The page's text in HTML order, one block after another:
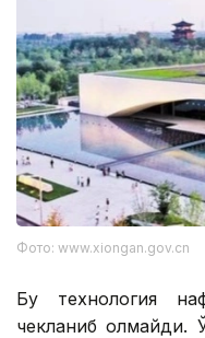
Фото: www.xiongan.gov.cn
Бу технология
чекланиб қолмайди.